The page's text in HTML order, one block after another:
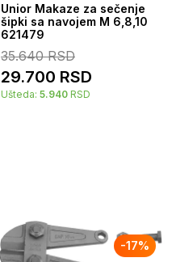
Unior Makaze za sečenje
šipki sa navojem M 6,8,10
621479
35.640 RSD
29.700 RSD
Ušteda: 5.940 RSD
-17%